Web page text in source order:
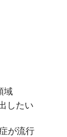
域
したい
が流行